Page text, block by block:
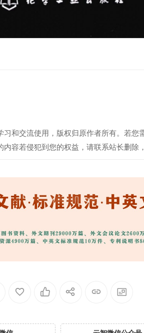
和交流使用，版权归原作者所有。若您
容若侵犯到您的权益，请联系站长删除